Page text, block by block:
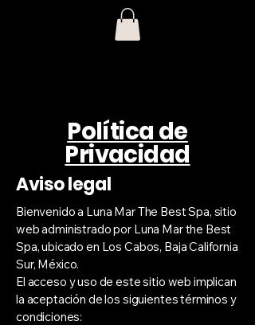
Política de
Privacidad
Aviso legal
Bienvenido a Luna Mar The Best Spa, sitio
web administrado por Luna Mar the Best
Spa, ubicado en Los Cabos, Baja California
Sur, México.
El acceso y uso de este sitio web implican
la aceptación de los siguientes términos y
condiciones: